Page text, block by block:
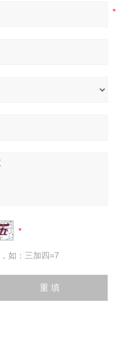
如：三加四=7